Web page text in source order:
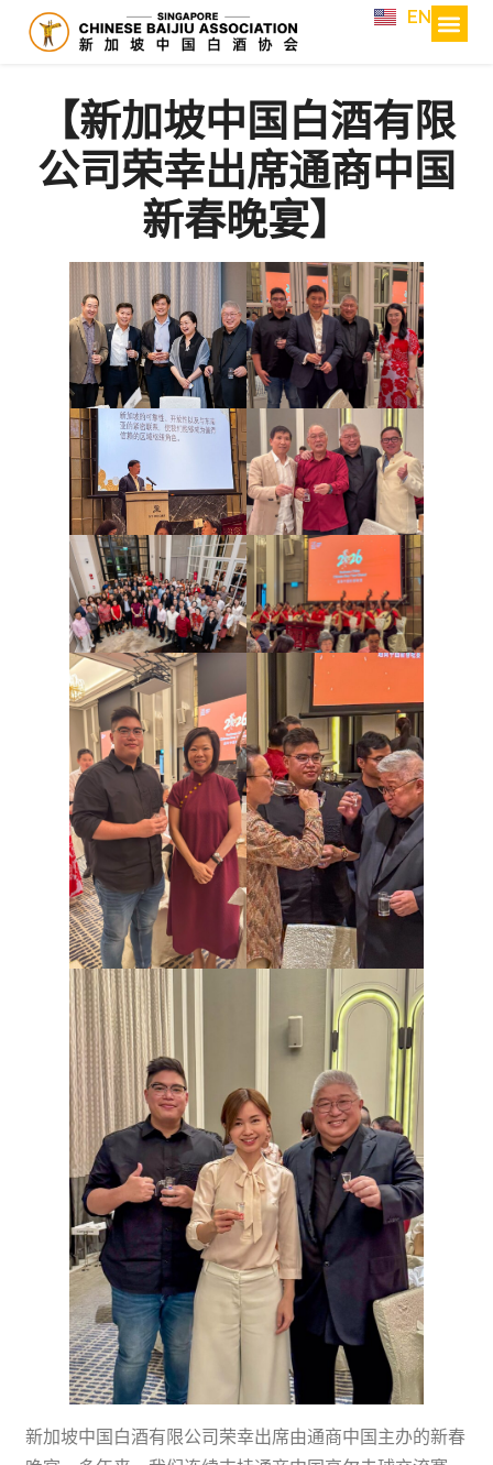
EN
【新加坡中国白酒有限
公司荣幸出席通商中国
新春晚宴】
新加坡中国白酒有限公司荣幸出席由通商中国主办的新春